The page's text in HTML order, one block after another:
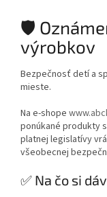
🛡️
výrobkov
Bezpečnosť detí a
mieste.
Na e-shope
ponúkané produkty
platnej legislatívy
všeobecnej
✅ Na čo si